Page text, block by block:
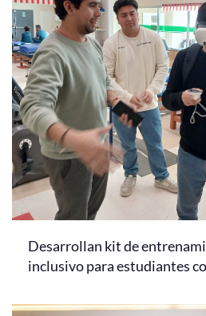
Desarrollan kit de
inclusivo para estudiantes